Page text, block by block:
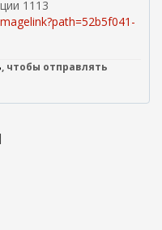
1113
, чтобы отправлять